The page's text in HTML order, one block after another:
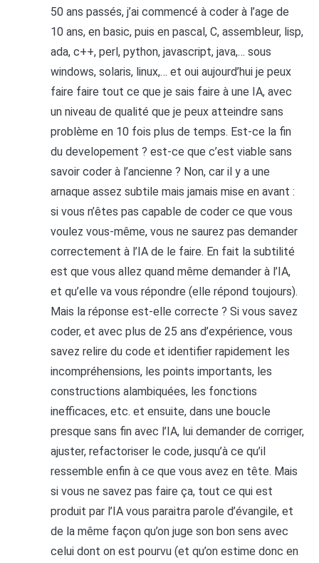
50 ans passés, j’ai commencé à coder à l’age de
10 ans, en basic, puis en pascal, C, assembleur, lisp,
ada, c++, perl, python, javascript, java,… sous
windows, solaris, linux,… et oui aujourd’hui je peux
faire faire tout ce que je sais faire à une IA, avec
un niveau de qualité que je peux atteindre sans
problème en 10 fois plus de temps. Est-ce la fin
du developement ? est-ce que c’est viable sans
savoir coder à l’ancienne ? Non, car il y a une
arnaque assez subtile mais jamais mise en avant :
si vous n’êtes pas capable de coder ce que vous
voulez vous-même, vous ne saurez pas demander
correctement à l’IA de le faire. En fait la subtilité
est que vous allez quand même demander à l’IA,
et qu’elle va vous répondre (elle répond toujours).
Mais la réponse est-elle correcte ? Si vous savez
coder, et avec plus de 25 ans d’expérience, vous
savez relire du code et identifier rapidement les
incompréhensions, les points importants, les
constructions alambiquées, les fonctions
inefficaces, etc. et ensuite, dans une boucle
presque sans fin avec l’IA, lui demander de corriger,
ajuster, refactoriser le code, jusqu’à ce qu’il
ressemble enfin à ce que vous avez en tête. Mais
si vous ne savez pas faire ça, tout ce qui est
produit par l’IA vous paraitra parole d’évangile, et
de la même façon qu’on juge son bon sens avec
celui dont on est pourvu (et qu’on estime donc en